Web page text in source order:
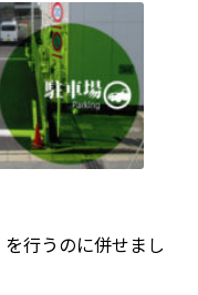
を行うのに併せまし